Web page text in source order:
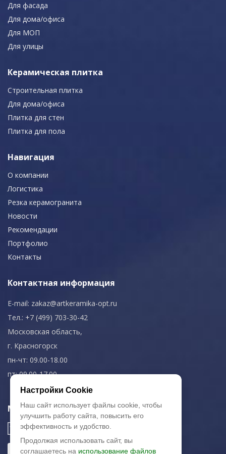
Для фасада
Для дома/офиса
Для МОП
Для улицы
Керамическая плитка
Строительная плитка
Для дома/офиса
Плитка для стен
Плитка для пола
Навигация
О компании
Логистика
Резка керамогранита
Новости
Рекомендации
Портфолио
Контакты
Контактная информация
E-mail: zakaz@artkeramika-opt.ru
Тел.: +7 (499) 703-30-42
Московская область,
г. Красногорск
пн-чт: 09.00-18.00
пт: 09.00-17.00
Мы в соц. сетях
Настройки Cookie
Наш сайт использует файлы cookie, чтобы
улучшить работу сайта, повысить его
эффективность и удобство.
Продолжая использовать сайт, вы
соглашаетесь на использование файлов